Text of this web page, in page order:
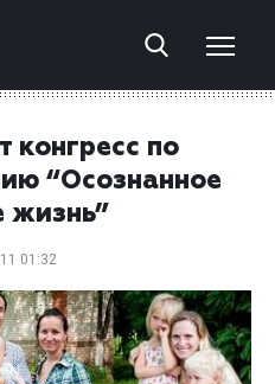
конгресс по
“Осознанное
жизнь”
01:32